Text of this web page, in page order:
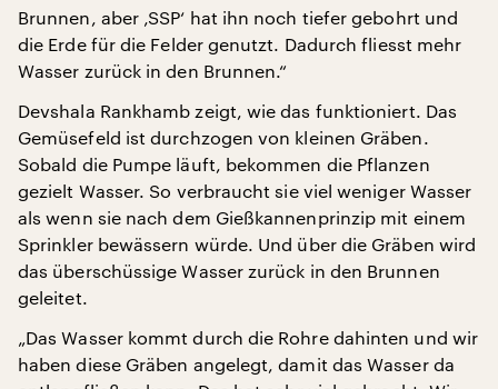
Brunnen, aber ‚SSP‘ hat ihn noch tiefer gebohrt und
die Erde für die Felder genutzt. Dadurch fliesst mehr
Wasser zurück in den Brunnen.“
Devshala Rankhamb zeigt, wie das funktioniert. Das
Gemüsefeld ist durchzogen von kleinen Gräben.
Sobald die Pumpe läuft, bekommen die Pflanzen
gezielt Wasser. So verbraucht sie viel weniger Wasser
als wenn sie nach dem Gießkannenprinzip mit einem
Sprinkler bewässern würde. Und über die Gräben wird
das überschüssige Wasser zurück in den Brunnen
geleitet.
„Das Wasser kommt durch die Rohre dahinten und wir
haben diese Gräben angelegt, damit das Wasser da